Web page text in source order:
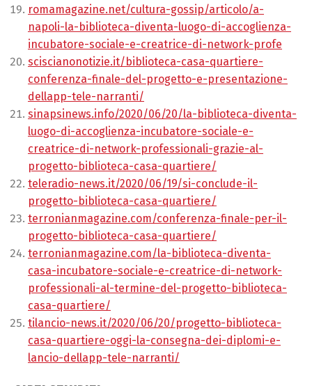
romamagazine.net/cultura-gossip/articolo/a-
napoli-la-biblioteca-diventa-luogo-di-accoglienza-
incubatore-sociale-e-creatrice-di-network-profe
sciscianonotizie.it/biblioteca-casa-quartiere-
conferenza-finale-del-progetto-e-presentazione-
dellapp-tele-narranti/
sinapsinews.info/2020/06/20/la-biblioteca-diventa-
luogo-di-accoglienza-incubatore-sociale-e-
creatrice-di-network-professionali-grazie-al-
progetto-biblioteca-casa-quartiere/
teleradio-news.it/2020/06/19/si-conclude-il-
progetto-biblioteca-casa-quartiere/
terronianmagazine.com/conferenza-finale-per-il-
progetto-biblioteca-casa-quartiere/
terronianmagazine.com/la-biblioteca-diventa-
casa-incubatore-sociale-e-creatrice-di-network-
professionali-al-termine-del-progetto-biblioteca-
casa-quartiere/
tilancio-news.it/2020/06/20/progetto-biblioteca-
casa-quartiere-oggi-la-consegna-dei-diplomi-e-
lancio-dellapp-tele-narranti/